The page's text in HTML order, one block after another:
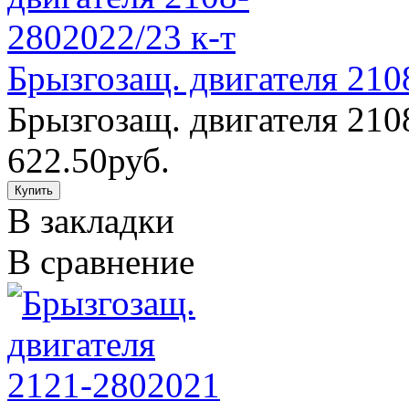
Брызгозащ. двигателя
Брызгозащ. двигателя
622.50руб.
В закладки
В сравнение